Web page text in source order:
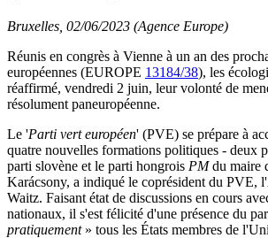
Bruxelles, 02/06/2023 (Agence Europe)
Réunis en congrès à Vienne à un an des
européennes (EUROPE 13184/38), les
réaffirmé, vendredi 2 juin, leur volonté de
résolument paneuropéenne.
Le 'Parti vert européen' (PVE) se prépare à
quatre nouvelles formations politiques - deux
parti slovène et le parti hongrois PMdu maire
Karácsony, a indiqué le coprésident du PVE,
Waitz. Faisant état de discussions en cours
nationaux, il s'est félicité d'une présence du
pratiquement » tous les États membres de